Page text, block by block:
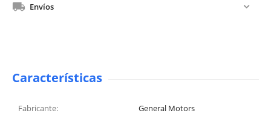
Envíos
Características
Fabricante:
General Motors